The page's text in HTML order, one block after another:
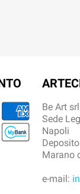
Be Art
Sede
Napoli
Marano
e-mail: